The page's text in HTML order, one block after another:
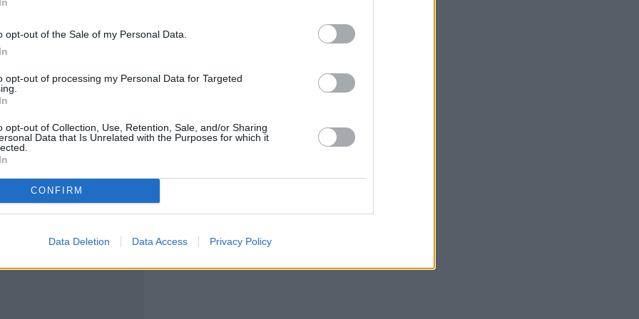
opt-out of the Sale of my Personal Data.
opt-out of processing my Personal Data for Targeted
opt-out of Collection, Use, Retention, Sale, and/or Sharing
Data that Is Unrelated with the Purposes for which it
CONFIRM
Data Deletion Data Access Privacy Policy
πρόσβαση στο διαδίκτυο μέσω του κινητού
την κυριαρχία του μέσου στην οικονομία και τις
έξυπνου κινητού τηλεφώνου και
ψηφιακό τραπεζικό κανάλι συναλλαγών.